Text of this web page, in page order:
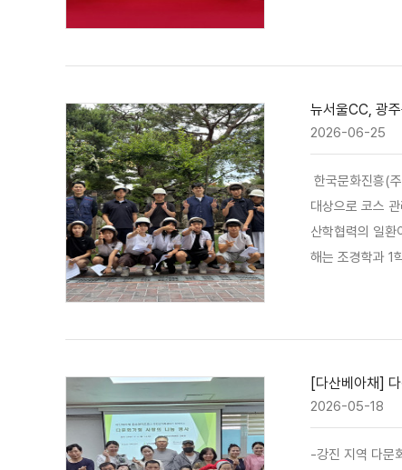
뉴서울CC, 광
2026-06-25
한국문화진흥(
대상으로 코스 관리 실무
산학협력의 일
해는 조경학과 1학
[다산베아채] 다
2026-05-18
-강진 지역 다문